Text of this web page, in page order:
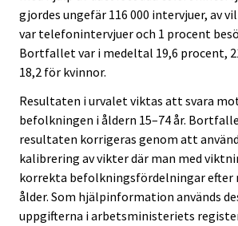
gjordes ungefär 116 000 intervjuer, av
var telefonintervjuer och 1 procent
Bortfallet var i medeltal 19,6 procent,
18,2 för kvinnor.
Resultaten i urvalet viktas att svara
befolkningen i åldern 15–74 år.
resultaten korrigeras genom att
kalibrering av vikter där man med
korrekta befolkningsfördelningar efter
ålder. Som hjälpinformation används
uppgifterna i arbetsministeriets